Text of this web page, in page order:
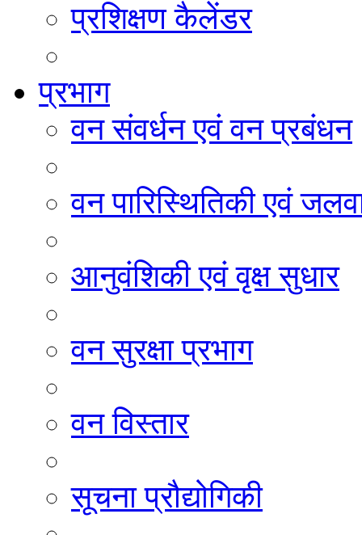
प्रशिक्षण कैलेंडर
प्रभाग
वन संवर्धन एवं वन प्रबंधन
वन पारिस्थितिकी एवं
आनुवंशिकी एवं वृक्ष सुधार
वन सुरक्षा प्रभाग
वन विस्तार
सूचना प्रौद्योगिकी